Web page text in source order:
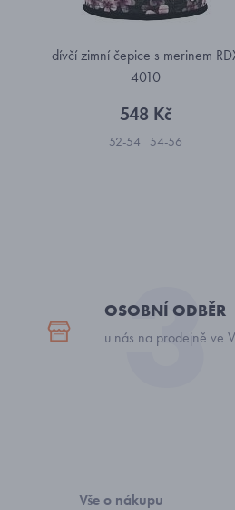
dívčí zimní čepice s merinem
4010
548 Kč
52-54 54-56
OSOBNÍ ODBĚR
u nás na prodejně ve
Vše o nákupu